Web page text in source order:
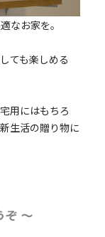
なお家を。
ても楽しめる
用にはもちろ
生活の贈り物に